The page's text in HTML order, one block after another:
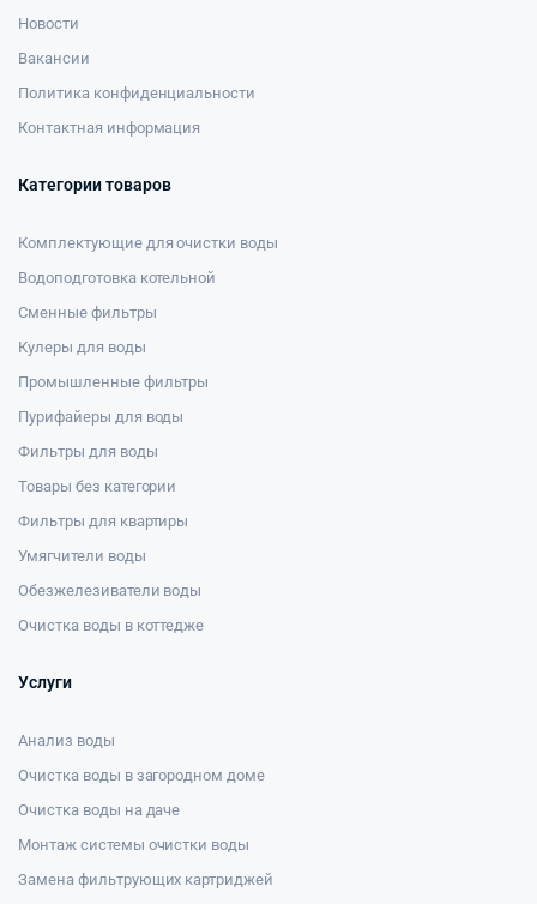
Новости
Вакансии
Политика конфиденциальности
Контактная информация
Категории товаров
Комплектующие для очистки воды
Водоподготовка котельной
Сменные фильтры
Кулеры для воды
Промышленные фильтры
Пурифайеры для воды
Фильтры для воды
Товары без категории
Фильтры для квартиры
Умягчители воды
Обезжелезиватели воды
Очистка воды в коттедже
Услуги
Анализ воды
Очистка воды в загородном доме
Очистка воды на даче
Монтаж системы очистки воды
Замена фильтрующих картриджей